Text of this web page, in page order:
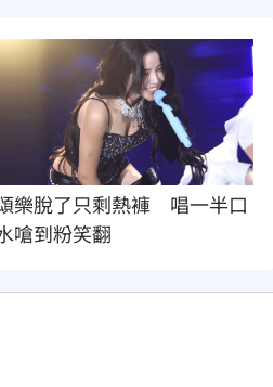
樂脫了只剩熱褲　唱一半口
嗆到粉笑翻